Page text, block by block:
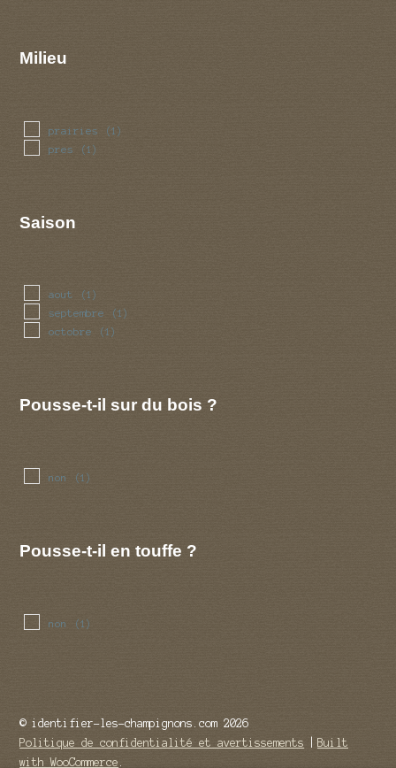
Milieu
prairies (1)
pres (1)
Saison
aout (1)
septembre (1)
octobre (1)
Pousse-t-il sur du bois ?
non (1)
Pousse-t-il en touffe ?
non (1)
© identifier-les-champignons.com 2026
Politique de confidentialité et avertissements
Built
with WooCommerce